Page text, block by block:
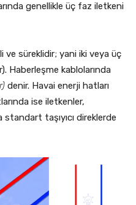
genellikle üç faz iletkeni
ve süreklidir; yani iki veya üç
Haberleşme kablolarında
denir. Havai enerji hatları
ise iletkenler,
standart taşıyıcı direklerde